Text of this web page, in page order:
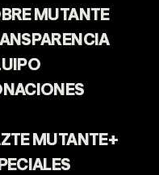
MUTANTE
MUTANTE+